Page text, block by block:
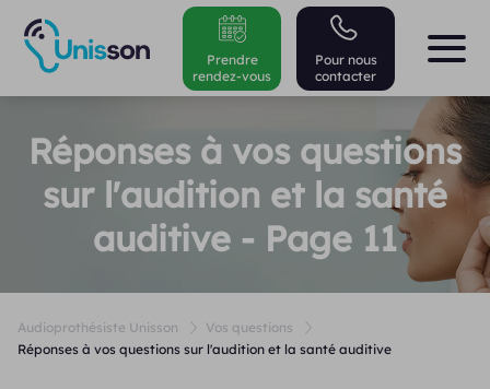
Pour nous
contacter
Prendre
rendez-vous
Réponses à vos questions
sur l'audition et la santé
auditive - Page 11
Audioprothésiste Unisson
Vos questions
Réponses à vos questions sur l'audition et la santé auditive